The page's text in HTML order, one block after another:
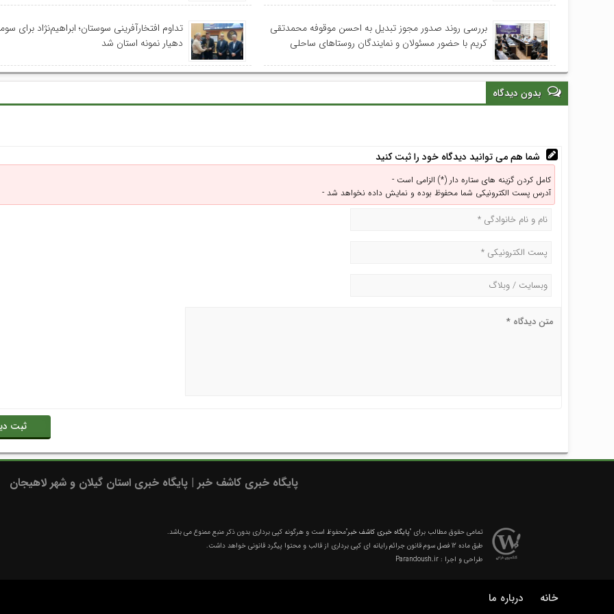
بررسی روند صدور مجوز تبدیل به احسن موقوفه محمدتقی
کریم با حضور مسئولان و نمایندگان روستاهای ساحلی
تداوم افتخارآفرینی سوستان؛ ابراهیم‌نژاد برای
دهیار نمونه استان شد
بدون دیدگاه
شما هم می توانید دیدگاه خود را ثبت کنید
کامل کردن گزینه های ستاره دار (*) الزامی است -
آدرس پست الکترونیکی شما محفوظ بوده و نمایش داده نخواهد شد -
پایگاه خبری کاشف خبر | پایگاه خبری استان گیلان و شهر لاهیجان
تمامی حقوق مطالب برای "پایگاه خبری کاشف خبر"محفوظ است و هرگونه کپی برداری بدون ذکر منبع ممنوع می باشد.
طبق ماده 12 فصل سوم قانون جرائم رایانه ای کپی برداری از قالب و محتوا پیگرد قانونی خواهد داشت.
طراحی و اجرا : Parandoush.ir
خانه درباره ما